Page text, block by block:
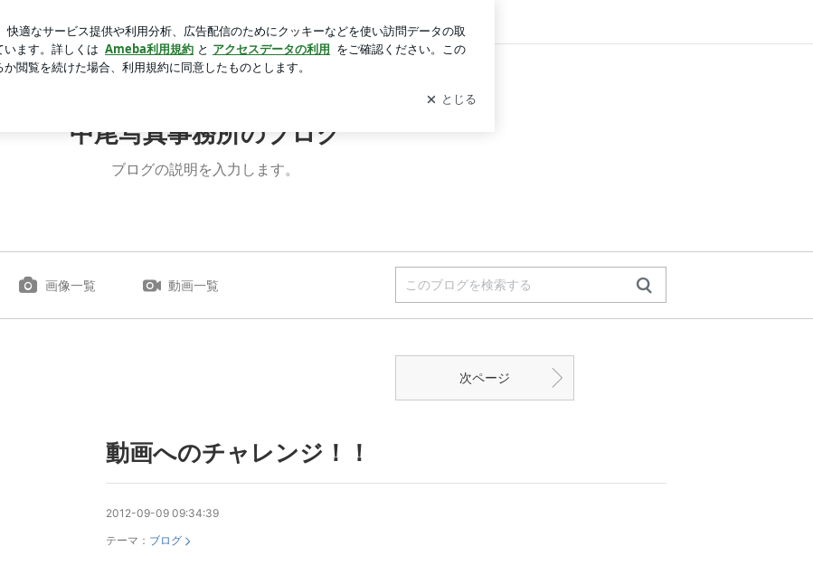
た空調服 ログイン
中尾写真事務所のブログ
ブログの説明を入力します。
画像一覧 動画一覧
次ページ
動画へのチャレンジ！！
2012-09-09 09:34:39
テーマ： ブログ